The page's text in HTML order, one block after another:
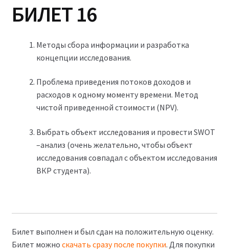
БИЛЕТ 16
Методы сбора информации и разработка
концепции исследования.
Проблема приведения потоков доходов и
расходов к одному моменту времени. Метод
чистой приведенной стоимости (NPV).
Выбрать объект исследования и провести SWOT
–анализ (очень желательно, чтобы объект
исследования совпадал с объектом исследования
ВКР студента).
Билет выполнен и был сдан на положительную оценку.
Билет можно скачать сразу после покупки. Для покупки